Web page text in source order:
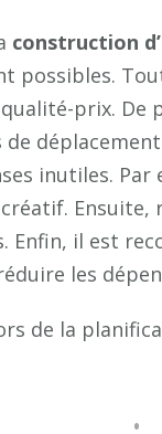
construction
possibles.
prix.
inutiles.
Ensuite,
Enfin, il est
les
de la